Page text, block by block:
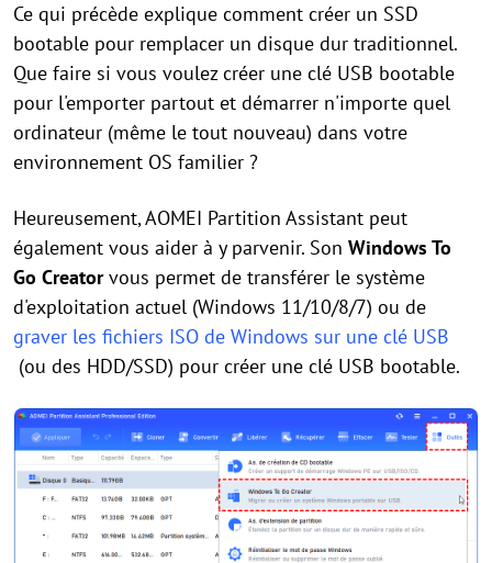
Ce qui précède explique comment créer un SSD
bootable pour remplacer un disque dur traditionnel.
Que faire si vous voulez créer une clé USB bootable
pour l'emporter partout et démarrer n'importe quel
ordinateur (même le tout nouveau) dans votre
environnement OS familier ?
Heureusement, AOMEI Partition Assistant peut
également vous aider à y parvenir. Son Windows To
Go Creatorvous permet de transférer le système
d'exploitation actuel (Windows 11/10/8/7) ou de
graver les fichiers ISO de Windows sur une clé USB
(ou des HDD/SSD) pour créer une clé USB bootable.